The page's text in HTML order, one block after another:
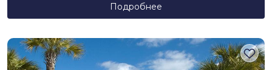
Подробнее